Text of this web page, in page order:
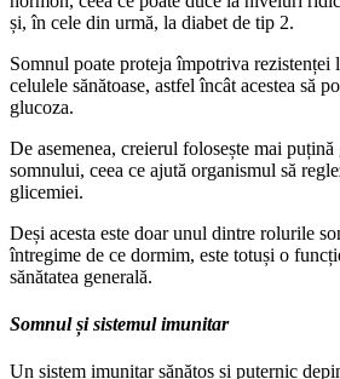
și, în cele din urmă, la diabet de tip 2.
Somnul poate proteja împotriva rezistenței
celulele sănătoase, astfel încât acestea să
glucoza.
De asemenea, creierul folosește mai
somnului, ceea ce ajută organismul să
glicemiei.
Deși acesta este doar unul dintre rolurile
întregime de ce dormim, este totuși o
sănătatea generală.
Somnul și sistemul imunitar
Un sistem imunitar sănătos și puternic